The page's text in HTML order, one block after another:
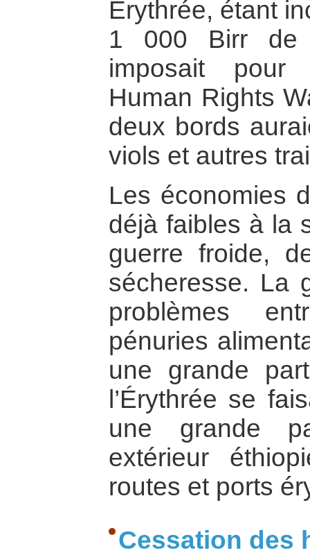
Érythrée, étant
1 000 Birr de
imposait
Human Rights
deux bords
viols et autres
Les économies
déjà faibles à la
guerre froide,
sécheresse. La
problèmes
pénuries
une grande
l’Érythrée se
une grande
extérieur
routes et ports
Cessation des